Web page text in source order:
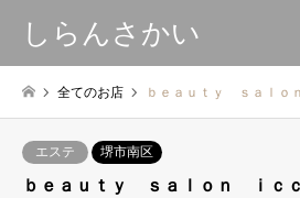
しらんさかい
全てのお店 ｂｅａｕｔｙ ｓａｌｏ
エステ 堺市南区
ｂｅａｕｔｙ ｓａｌｏｎ ｉｃｃ